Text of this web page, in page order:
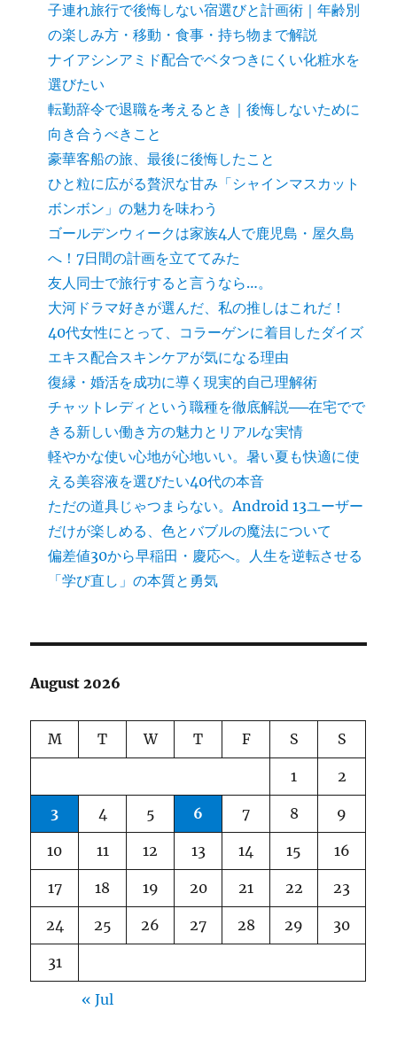
子連れ旅行で後悔しない宿選びと計画術｜年齢別
の楽しみ方・移動・食事・持ち物まで解説
ナイアシンアミド配合でベタつきにくい化粧水を
選びたい
転勤辞令で退職を考えるとき｜後悔しないために
向き合うべきこと
豪華客船の旅、最後に後悔したこと
ひと粒に広がる贅沢な甘み「シャインマスカット
ボンボン」の魅力を味わう
ゴールデンウィークは家族4人で鹿児島・屋久島
へ！7日間の計画を立ててみた
友人同士で旅行すると言うなら…。
大河ドラマ好きが選んだ、私の推しはこれだ！
40代女性にとって、コラーゲンに着目したダイズ
エキス配合スキンケアが気になる理由
復縁・婚活を成功に導く現実的自己理解術
チャットレディという職種を徹底解説──在宅でで
きる新しい働き方の魅力とリアルな実情
軽やかな使い心地が心地いい。暑い夏も快適に使
える美容液を選びたい40代の本音
ただの道具じゃつまらない。Android 13ユーザー
だけが楽しめる、色とバブルの魔法について
偏差値30から早稲田・慶応へ。人生を逆転させる
「学び直し」の本質と勇気
August 2026
M T W T F S S
1 2
3 4 5 6 7 8 9
10 11 12 13 14 15 16
17 18 19 20 21 22 23
24 25 26 27 28 29 30
31
« Jul